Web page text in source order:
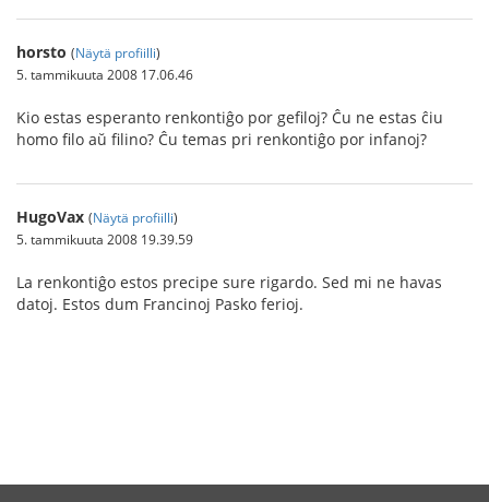
horsto (Näytä profiilli)
5. tammikuuta 2008 17.06.46
Kio estas esperanto renkontiĝo por gefiloj? Ĉu ne estas ĉiu
homo filo aŭ filino? Ĉu temas pri renkontiĝo por infanoj?
HugoVax (Näytä profiilli)
5. tammikuuta 2008 19.39.59
La renkontiĝo estos precipe sure rigardo. Sed mi ne havas
datoj. Estos dum Francinoj Pasko ferioj.